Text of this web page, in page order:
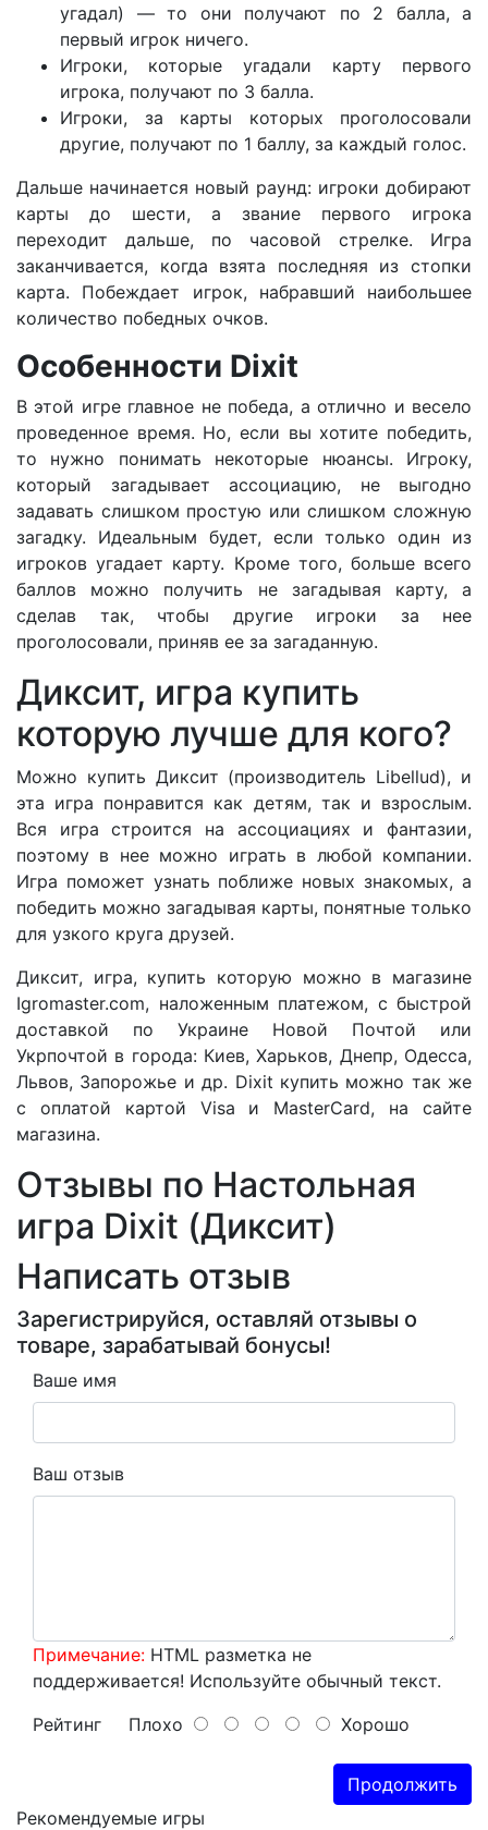
угадал) — то они получают по 2 балла, а
первый игрок ничего.
Игроки, которые угадали карту первого
игрока, получают по 3 балла.
Игроки, за карты которых проголосовали
другие, получают по 1 баллу, за каждый голос.
Дальше начинается новый раунд: игроки добирают
карты до шести, а звание первого игрока
переходит дальше, по часовой стрелке. Игра
заканчивается, когда взята последняя из стопки
карта. Побеждает игрок, набравший наибольшее
количество победных очков.
Особенности Dixit
В этой игре главное не победа, а отлично и весело
проведенное время. Но, если вы хотите победить,
то нужно понимать некоторые нюансы. Игроку,
который загадывает ассоциацию, не выгодно
задавать слишком простую или слишком сложную
загадку. Идеальным будет, если только один из
игроков угадает карту. Кроме того, больше всего
баллов можно получить не загадывая карту, а
сделав так, чтобы другие игроки за нее
проголосовали, приняв ее за загаданную.
Диксит, игра купить
которую лучше для кого?
Можно купить Диксит (производитель Libellud), и
эта игра понравится как детям, так и взрослым.
Вся игра строится на ассоциациях и фантазии,
поэтому в нее можно играть в любой компании.
Игра поможет узнать поближе новых знакомых, а
победить можно загадывая карты, понятные только
для узкого круга друзей.
Диксит, игра, купить которую можно в магазине
Igromaster.com, наложенным платежом, с быстрой
доставкой по Украине Новой Почтой или
Укрпочтой в города: Киев, Харьков, Днепр, Одесса,
Львов, Запорожье и др. Dixit купить можно так же
с оплатой картой Visa и MasterCard, на сайте
магазина.
Отзывы по Настольная
игра Dixit (Диксит)
Написать отзыв
Зарегистрируйся, оставляй отзывы о
товаре, зарабатывай бонусы!
Ваше имя
Ваш отзыв
Примечание: HTML разметка не
поддерживается! Используйте обычный текст.
Рейтинг Плохо Хорошо
Продолжить
Рекомендуемые игры